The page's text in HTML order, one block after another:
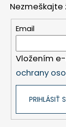
Nezmeškajte
Email
Vložením
ochrany
PRIHLÁSIŤ